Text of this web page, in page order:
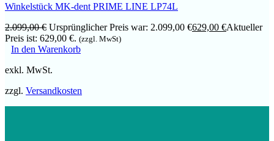
Winkelstück MK-dent PRIME LINE LP74L
2.099,00€ Ursprünglicher Preis war: 2.099,00 €629,00 €Aktueller
Preis ist: 629,00 €. (zzgl. MwSt)
In den Warenkorb
exkl. MwSt.
zzgl. Versandkosten